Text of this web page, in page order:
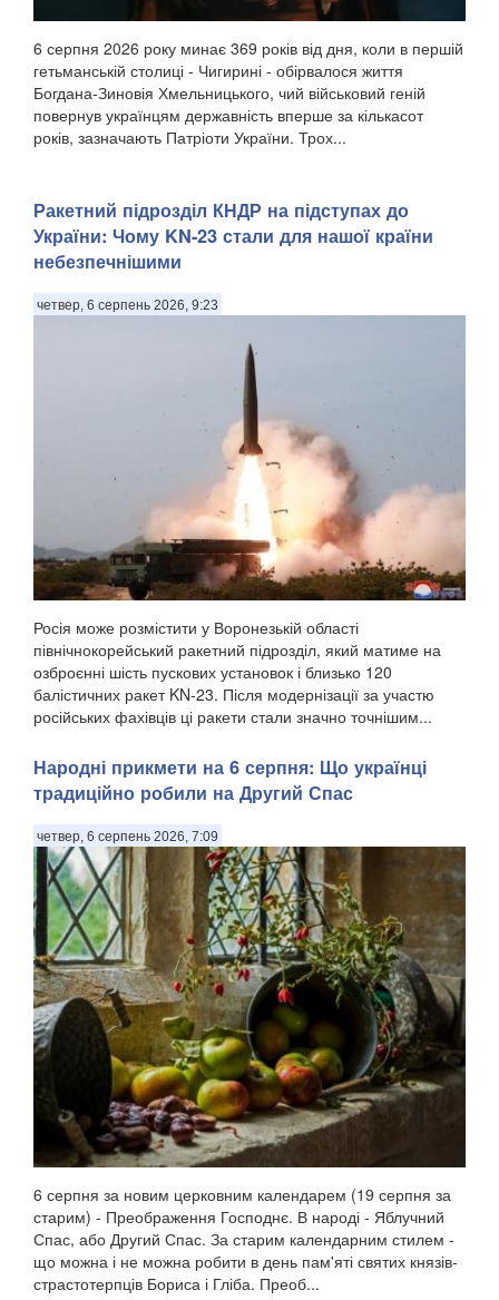
6 серпня 2026 року минає 369 років від дня, коли в першій
гетьманській столиці - Чигирині - обірвалося життя
Богдана-Зиновія Хмельницького, чий військовий геній
повернув українцям державність вперше за кількасот
років, зазначають Патріоти України. Трох...
Ракетний підрозділ КНДР на підступах до
України: Чому KN-23 стали для нашої країни
небезпечнішими
четвер, 6 серпень 2026, 9:23
Росія може розмістити у Воронезькій області
північнокорейський ракетний підрозділ, який матиме на
озброєнні шість пускових установок і близько 120
балістичних ракет KN-23. Після модернізації за участю
російських фахівців ці ракети стали значно точнішим...
Народні прикмети на 6 серпня: Що українці
традиційно робили на Другий Спас
четвер, 6 серпень 2026, 7:09
6 серпня за новим церковним календарем (19 серпня за
старим) - Преображення Господнє. В народі - Яблучний
Спас, або Другий Спас. За старим календарним стилем -
що можна і не можна робити в день пам'яті святих князів-
страстотерпців Бориса і Гліба. Преоб...